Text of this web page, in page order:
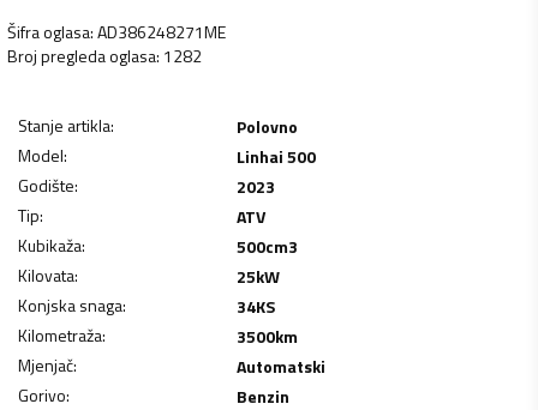
Šifra oglasa:AD386248271ME
Broj pregleda oglasa: 1282
Stanje artikla:
Polovno
Model:
Linhai 500
Godište:
2023
Tip:
ATV
Kubikaža: 500cm3
Kilovata: 25kW
Konjska snaga: 34KS
Kilometraža: 3500km
Mjenjač:
Automatski
Gorivo:
Benzin